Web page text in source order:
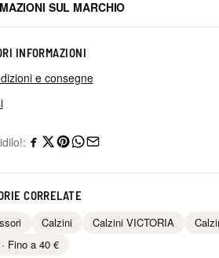
SUL MARCHIO
INFORMAZIONI
e consegne
CORRELATE
Calzini Calzini VICTORIA
Fino a 40 €